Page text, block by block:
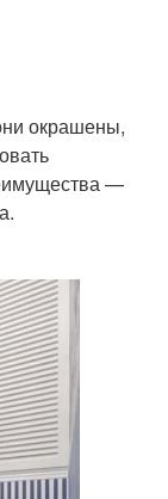
окрашены,
—